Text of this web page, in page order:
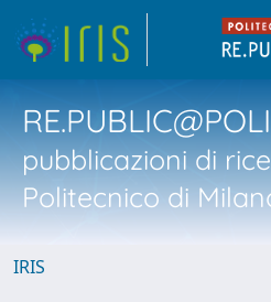
pubblicazioni di
Politecnico di
IRIS